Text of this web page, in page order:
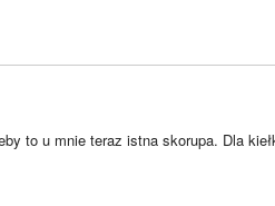
to u mnie teraz istna skorupa. Dla